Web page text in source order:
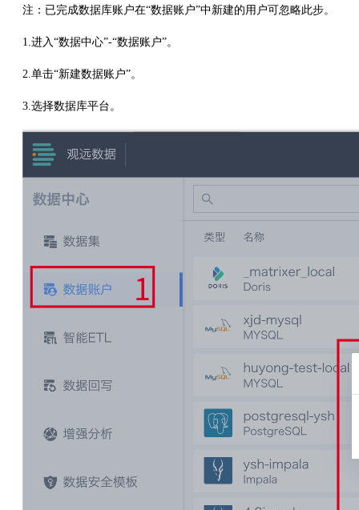
注：已完成数据库账户在“数据账户”中新建的用户可忽略此步。
1.进入“数据中心”-“数据账户”。
2.单击“新建数据账户”。
3.选择数据库平台。